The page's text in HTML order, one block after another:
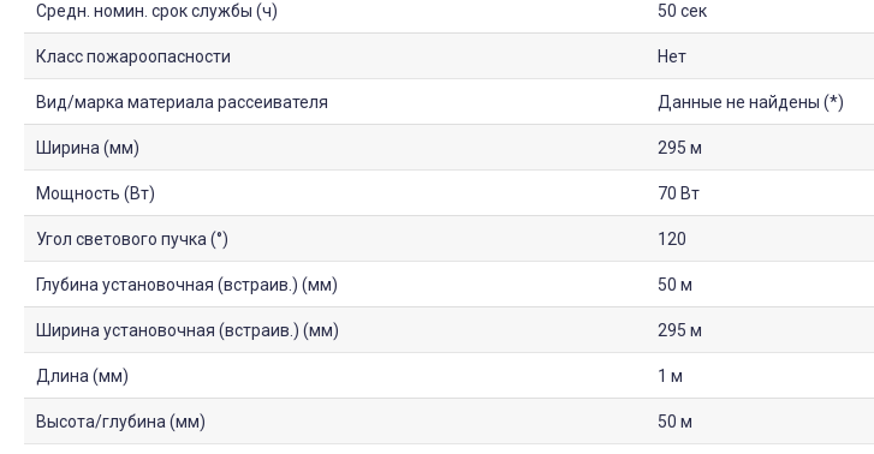
Средн. номин. срок службы (ч) 50 сек
Класс пожароопасности Нет
Вид/марка материала рассеивателя Данные не найдены (*)
Ширина (мм) 295 м
Мощность (Вт) 70 Вт
Угол светового пучка (°) 120
Глубина установочная (встраив.) (мм) 50 м
Ширина установочная (встраив.) (мм) 295 м
Длина (мм) 1 м
Высота/глубина (мм) 50 м